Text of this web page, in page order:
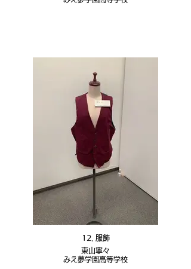
12. 服飾
東山寧々
みえ夢学園高等学校